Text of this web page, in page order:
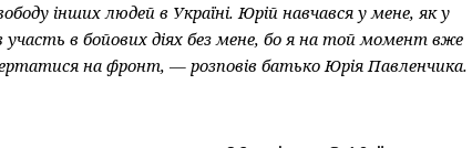
інших людей в Україні. Юрій навчався у мене, як у
участь в бойових діях без мене, бо я на той момент вже
на фронт, — розповів батько Юрія Павленчика.